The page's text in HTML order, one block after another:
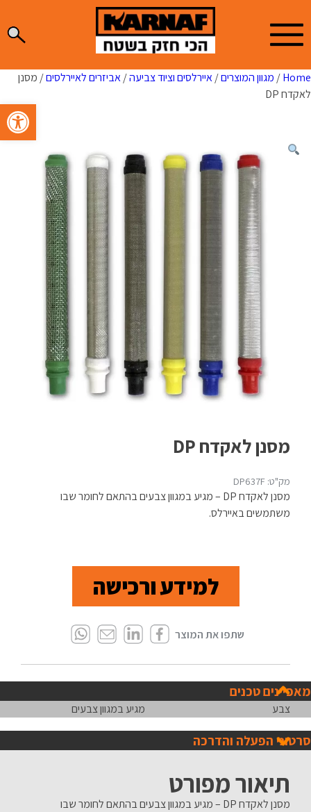
פתח
to
content
Home
/ מגוון המוצרים/איירלסים וציוד צביעה/אביזרים לאיירלסים/ מסנן
לאקדח DP
מסנן לאקדח DP
מק"ט: DP637F
מסנן לאקדח DP – מגיע במגוון צבעים בהתאם לחומר שבו
משתמשים באיירלס.
למידע ורכישה
מאפיינים טכנים
צבע מגיע במגוון צבעים
סרטוני הפעלה והדרכה
תיאור מפורט
מסנן לאקדח DP – מגיע במגוון צבעים בהתאם לחומר שבו